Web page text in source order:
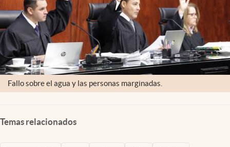
Fallo sobre el agua y las personas marginadas.
Temas relacionados